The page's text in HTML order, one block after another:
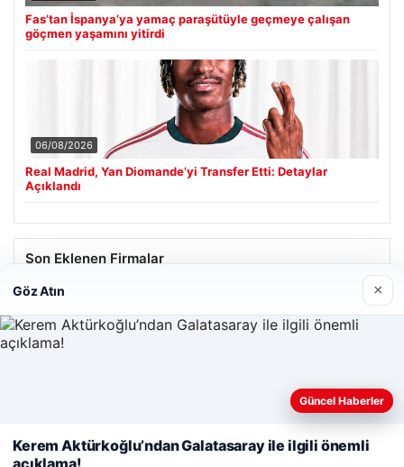
Fas’tan İspanya’ya yamaç paraşütüyle geçmeye çalışan
göçmen yaşamını yitirdi
06/08/2026
Real Madrid, Yan Diomande’yi Transfer Etti: Detaylar
Açıklandı
Son Eklenen Firmalar
Web sitemizi nasıl kullandığınızı daha iyi anlayabilmek,
kullanıyoruz.Çerez Politikamız
Göz Atın ×
Güncel Haberler
Kerem Aktürkoğlu’ndan Galatasaray ile ilgili önemli
açıklama!